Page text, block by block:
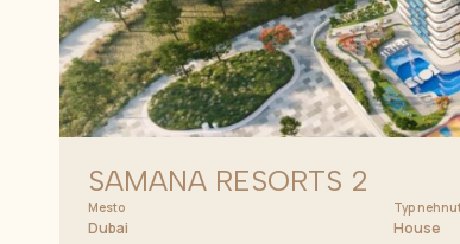
SAMANA RESORTS 2
Mesto
Dubai
Typ
House